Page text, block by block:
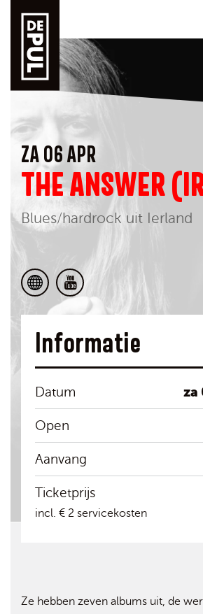
ZA 06 APR
THE ANSWER
Blues/hardrock uit Ierland
Informatie
Datum za
Open
Aanvang
Ticketprijs
incl. € 2 servicekosten
Ze hebben zeven albums uit, de